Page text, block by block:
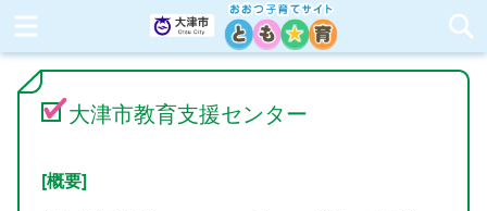
大津市教育支援センター
[概要]